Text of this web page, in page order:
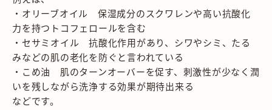
・オリーブオイル 保湿成分のスクワレンや高い抗酸化
力を持つトコフェロールを含む
・セサミオイル 抗酸化作用があり、シワやシミ、たる
みなどの肌の老化を防ぐと言われている
・こめ油 肌のターンオーバーを促す、刺激性が少なく潤
いを残しながら洗浄する効果が期待出来る
などです。